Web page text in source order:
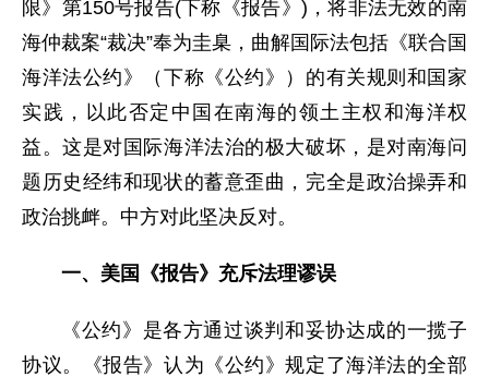
限》第150号报告(下称《报告》)，将非法无效的南
海仲裁案“裁决”奉为圭臬，曲解国际法包括《联合国
海洋法公约》（下称《公约》）的有关规则和国家
实践，以此否定中国在南海的领土主权和海洋权
益。这是对国际海洋法治的极大破坏，是对南海问
题历史经纬和现状的蓄意歪曲，完全是政治操弄和
政治挑衅。中方对此坚决反对。
一、美国《报告》充斥法理谬误
《公约》是各方通过谈判和妥协达成的一揽子
协议。《报告》认为《公约》规定了海洋法的全部